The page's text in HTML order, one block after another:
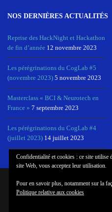
NOS DERNIÈRES ACTUALITÉS
Reprise des HackNight et Hackathon
de fin d’année 12 novembre 2023
Les pérégrinations du CogLab #5
(novembre 2023) 5 novembre 2023
Masterclass « BCI & Neurotech en
France » 7 septembre 2023
Les pérégrinations du CogLab #4
(juillet 2023) 14 juillet 2023
© COPYRIGHT
Confidentialité et cookies : ce site utilise
site Web, vous acceptez leur utilisation.
Pour en savoir plus, notamment sur la
Politique relative aux cookies